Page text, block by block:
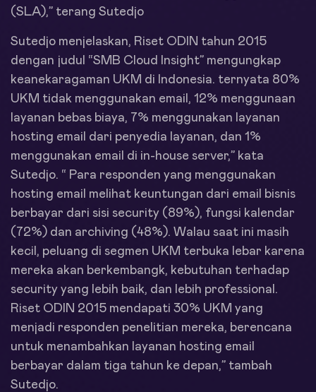
(SLA),” terang Sutedjo
Sutedjo menjelaskan, Riset ODIN tahun 2015
dengan judul “SMB Cloud Insight” mengungkap
keanekaragaman UKM di Indonesia. ternyata 80%
UKM tidak menggunakan email, 12% menggunaan
layanan bebas biaya, 7% menggunakan layanan
hosting email dari penyedia layanan, dan 1%
menggunakan email di in-house server,” kata
Sutedjo. “ Para responden yang menggunakan
hosting email melihat keuntungan dari email bisnis
berbayar dari sisi security (89%), fungsi kalendar
(72%) dan archiving (48%). Walau saat ini masih
kecil, peluang di segmen UKM terbuka lebar karena
mereka akan berkembangk, kebutuhan terhadap
security yang lebih baik, dan lebih professional.
Riset ODIN 2015 mendapati 30% UKM yang
menjadi responden penelitian mereka, berencana
untuk menambahkan layanan hosting email
berbayar dalam tiga tahun ke depan,” tambah
Sutedjo.